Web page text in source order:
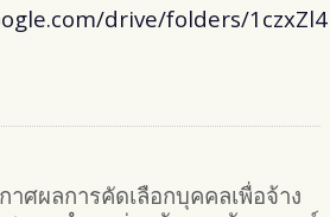
drive/folders/
าศผลการคัดเลือกบุคคลเพื่อจ้าง